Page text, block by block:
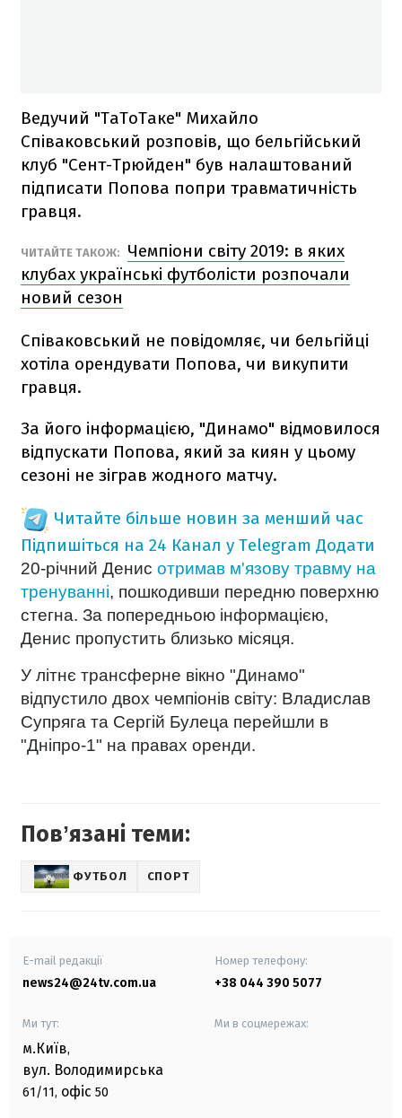
Ведучий "ТаТоТаке" Михайло
Співаковський розповів, що бельгійський
клуб "Сент-Трюйден" був налаштований
підписати Попова попри травматичність
гравця.
ЧИТАЙТЕ ТАКОЖ:
Чемпіони світу 2019: в яких
клубах українські футболісти розпочали
новий сезон
Співаковський не повідомляє, чи бельгійці
хотіла орендувати Попова, чи викупити
гравця.
За його інформацією, "Динамо" відмовилося
відпускати Попова, який за киян у цьому
сезоні не зіграв жодного матчу.
Читайте більше новин за менший час
Підпишіться на 24 Канал у Telegram Додати
20-річний Денис отримав м'язову травму на
тренуванні, пошкодивши передню поверхню
стегна. За попередньою інформацією,
Денис пропустить близько місяця.
У літнє трансферне вікно "Динамо"
відпустило двох чемпіонів світу: Владислав
Супряга та Сергій Булеца перейшли в
"Дніпро-1" на правах оренди.
Повʼязані теми:
ФУТБОЛ СПОРТ
E-mail редакції
news24@24tv.com.ua
Номер телефону:
+38 044 390 5077
Ми тут:
м.Київ,
вул. Володимирська
61/11, офіс 50
Ми в соцмережах: